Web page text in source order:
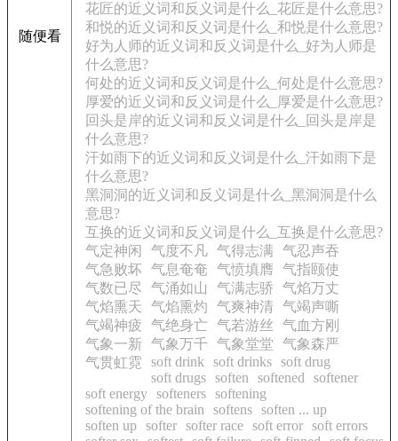
随便看
花匠的近义词和反义词是什么_花匠是什么意思?
和悦的近义词和反义词是什么_和悦是什么意思?
好为人师的近义词和反义词是什么_好为人师是
什么意思?
何处的近义词和反义词是什么_何处是什么意思?
厚爱的近义词和反义词是什么_厚爱是什么意思?
回头是岸的近义词和反义词是什么_回头是岸是
什么意思?
汗如雨下的近义词和反义词是什么_汗如雨下是
什么意思?
黑洞洞的近义词和反义词是什么_黑洞洞是什么
意思?
互换的近义词和反义词是什么_互换是什么意思?
气定神闲
气度不凡 气得志满
气忍声吞
气急败坏 气息奄奄 气愤填膺
气指颐使
气数已尽
气涌如山 气满志骄
气焰万丈
气焰熏天
气焰熏灼 气爽神清
气竭声嘶
气竭神疲
气绝身亡 气若游丝
气血方刚
气象一新
气象万千 气象堂堂
气象森严
气贯虹霓
soft drink soft drinks soft drug
soft drugs soften softened
softener
soft energy softeners softening
softening of the brain
softens soften ... up
soften up softer softer race soft error soft errors